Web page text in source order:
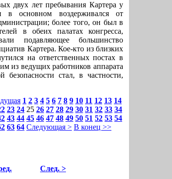
двух лет пребывания Картера у
в основном воздерживался от
более того, он был в
в обеих палатах конгресса,
подавляющее большинство
Картера. Кое-кто из близких
на ответственных постах в
из ведущих работников аппарата
безопасности стал, в частности,
1 2 3 4 5 6 7 8 9 10 11 12 13 14
23 24 25 26 27 28 29 30 31 32 33 34
43 44 45 46 47 48 49 50 51 52 53 54
63 64 Следующая > В конец >>
След. >